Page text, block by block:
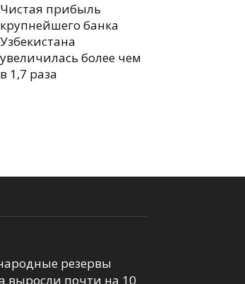
Чистая прибыль
крупнейшего банка
Узбекистана
увеличилась более чем
в 1,7 раза
резервы
выросли почти на 10